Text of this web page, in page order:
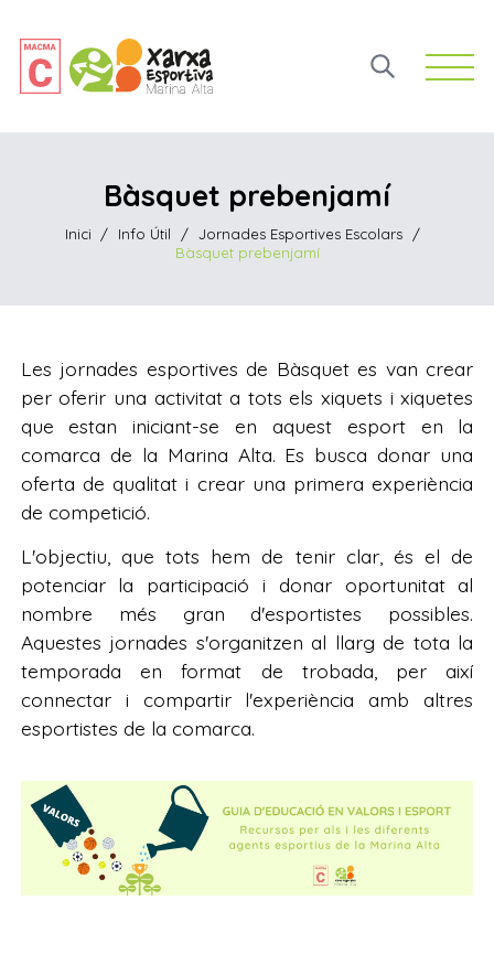
Open
Bàsquet prebenjamí
Inici / Info Útil / Jornades Esportives Escolars
/
Bàsquet prebenjamí
Les jornades esportives de Bàsquet es van crear
per oferir una activitat a tots els xiquets i xiquetes
que estan iniciant-se en aquest esport en la
comarca de la Marina Alta. Es busca donar una
oferta de qualitat i crear una primera experiència
de competició.
L'objectiu, que tots hem de tenir clar, és el de
potenciar la participació i donar oportunitat al
nombre més gran d'esportistes possibles.
Aquestes jornades s'organitzen al llarg de tota la
temporada en format de trobada, per així
connectar i compartir l'experiència amb altres
esportistes de la comarca.